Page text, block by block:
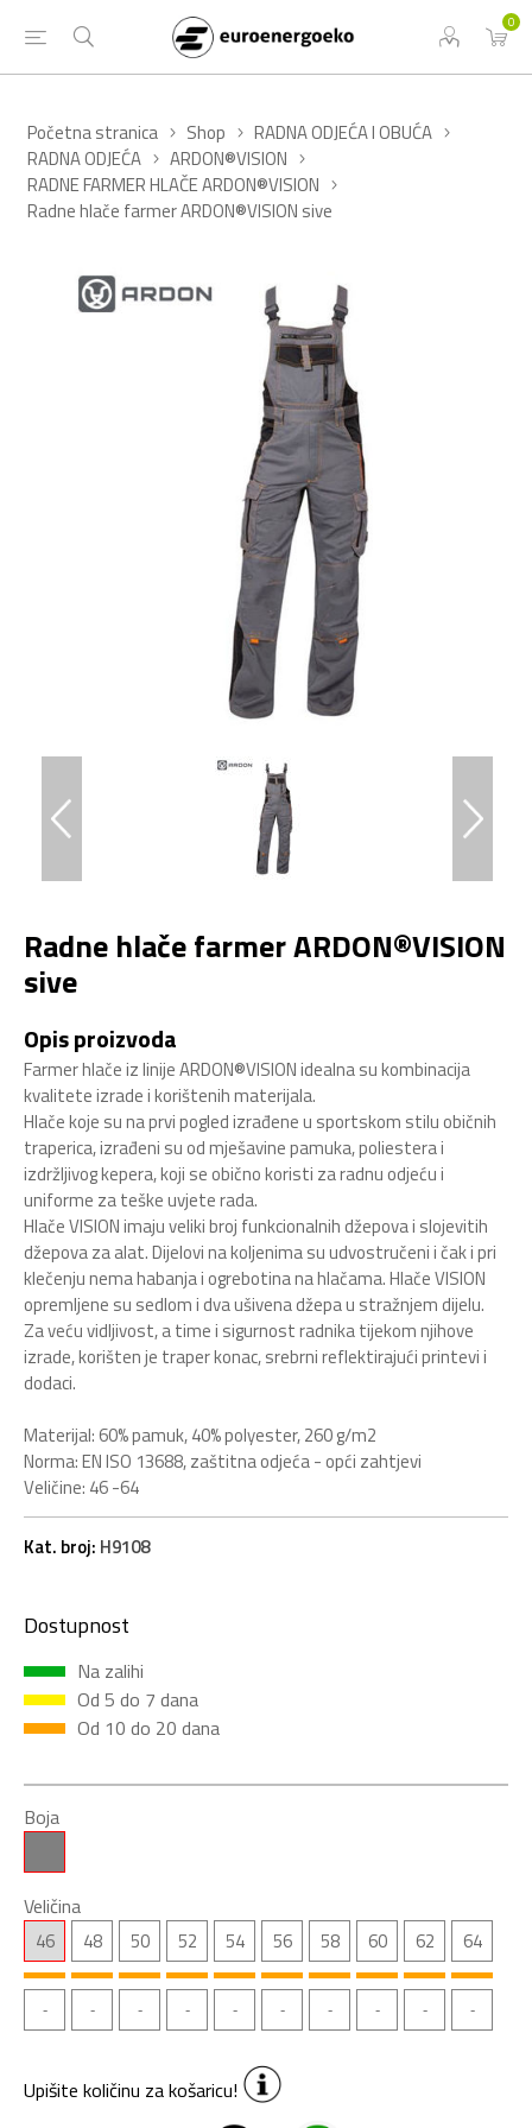
0
Početna stranica Shop
RADNA ODJEĆA I OBUĆA
RADNA ODJEĆA
ARDON®VISION
RADNE FARMER HLAČE ARDON®VISION
Radne hlače farmer ARDON®VISION sive
Radne hlače farmer ARDON®VISION
sive
Opis proizvoda
Farmer hlače iz linije ARDON®VISION idealna su kombinacija
kvalitete izrade i korištenih materijala.
Hlače koje su na prvi pogled izrađene u sportskom stilu običnih
traperica, izrađeni su od mješavine pamuka, poliestera i
izdržljivog kepera, koji se obično koristi za radnu odjeću i
uniforme za teške uvjete rada.
Hlače VISION imaju veliki broj funkcionalnih džepova i slojevitih
džepova za alat. Dijelovi na koljenima su udvostručeni i čak i pri
klečenju nema habanja i ogrebotina na hlačama. Hlače VISION
opremljene su sedlom i dva ušivena džepa u stražnjem dijelu.
Za veću vidljivost, a time i sigurnost radnika tijekom njihove
izrade, korišten je traper konac, srebrni reflektirajući printevi i
dodaci.
Materijal: 60% pamuk, 40% polyester, 260 g/m2
Norma: EN ISO 13688, zaštitna odjeća - opći zahtjevi
Veličine: 46 -64
Kat. broj: H9108
Dostupnost
Na zalihi
Od 5 do 7 dana
Od 10 do 20 dana
Boja
Veličina
46 48 50 52 54 56 58 60 62 64
Upišite količinu za košaricu!